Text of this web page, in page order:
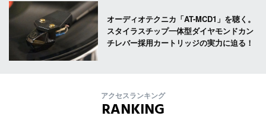
オーディオテクニカ「AT-MCD1」を聴く。
スタイラスチップ一体型ダイヤモンドカン
チレバー採用カートリッジの実力に迫る！
アクセスランキング
RANKING